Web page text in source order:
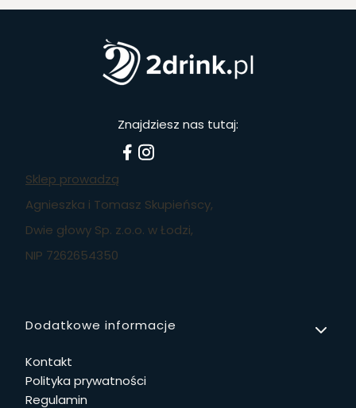
Znajdziesz nas tutaj:
Sklep prowadzą
Agnieszka i Tomasz Skupieńscy,
Dwie głowy Sp. z.o.o. w Łodzi,
NIP 7262654350
Linki w stopce
Dodatkowe informacje
Kontakt
Polityka prywatności
Regulamin